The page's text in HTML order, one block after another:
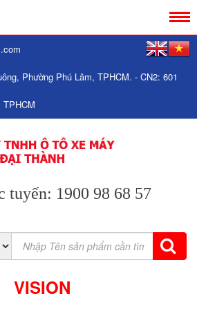
Phường Phú Lâm, TPHCM. - CN2: 601
tuyến: 1900 98 68 57
VISION